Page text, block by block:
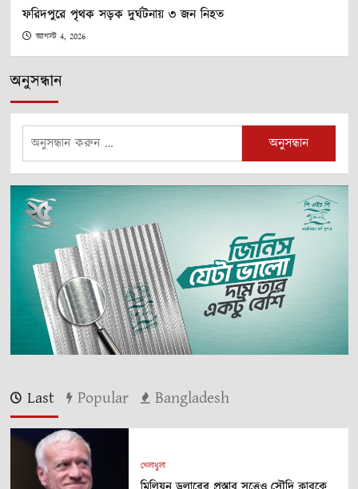
ফরিদপুরে পৃথক সড়ক দুর্ঘটনায় ৩ জন নিহত
আগস্ট 4, 2026
অনুসন্ধান
অনুসন্ধানঃ
Last Popular Bangladesh
খেলাধুলা